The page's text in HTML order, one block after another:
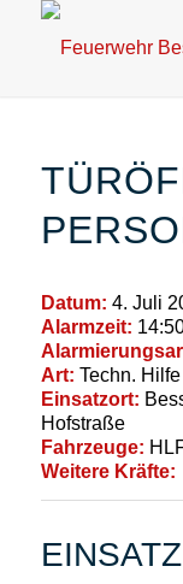
Datum: 4. Juli
Alarmzeit:
Art: Techn.
Einsatzort:
Hofstraße
Fahrzeuge:
Weitere Kräfte: